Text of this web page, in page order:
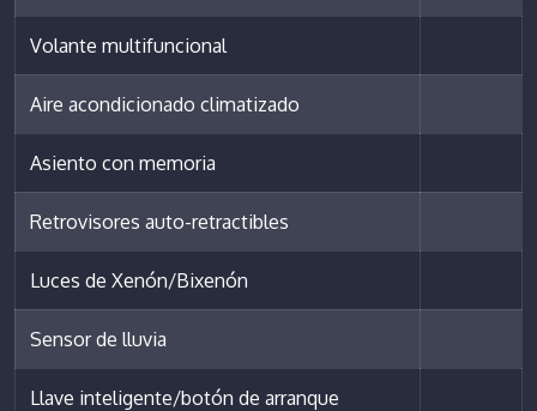
Volante multifuncional
Aire acondicionado climatizado
Asiento con memoria
Retrovisores auto-retractibles
Luces de Xenón/Bixenón
Sensor de lluvia
Llave inteligente/botón de arranque